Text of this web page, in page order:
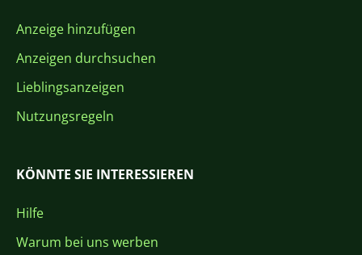
Anzeige hinzufügen
Anzeigen durchsuchen
Lieblingsanzeigen
Nutzungsregeln
KÖNNTE SIE INTERESSIEREN
Hilfe
Warum bei uns werben